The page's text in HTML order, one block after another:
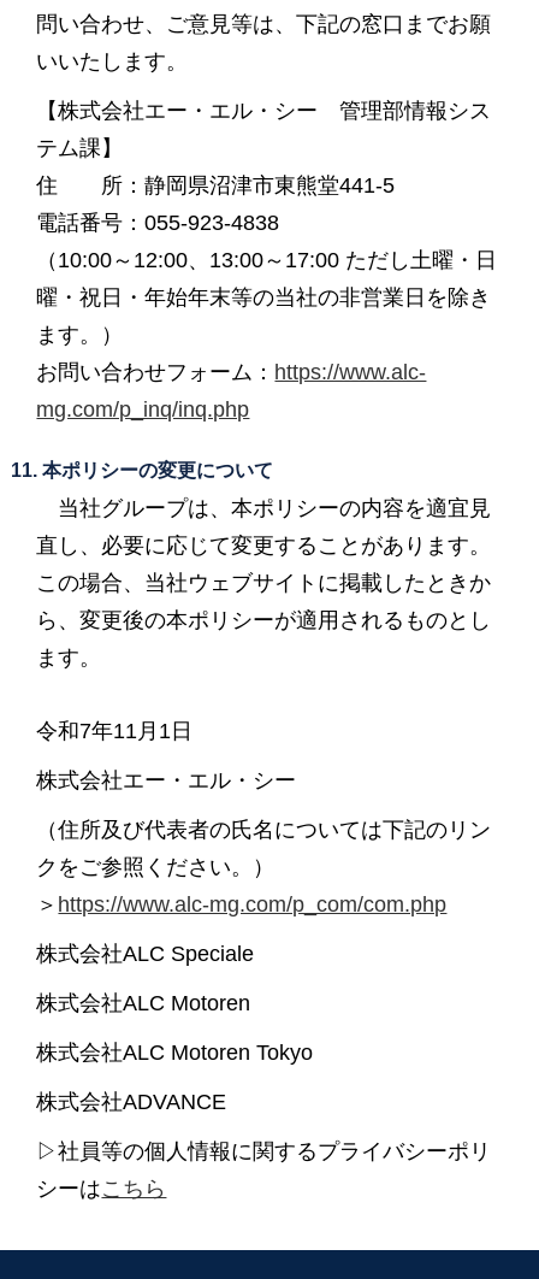
問い合わせ、ご意見等は、下記の窓口までお願
いいたします。
【株式会社エー・エル・シー 管理部情報シス
テム課】
住 所：静岡県沼津市東熊堂441-5
電話番号：055-923-4838
（10:00～12:00、13:00～17:00 ただし土曜・日
曜・祝日・年始年末等の当社の非営業日を除き
ます。）
お問い合わせフォーム： https://www.alc-
mg.com/p_inq/inq.php
11. 本ポリシーの変更について
当社グループは、本ポリシーの内容を適宜見
直し、必要に応じて変更することがあります。
この場合、当社ウェブサイトに掲載したときか
ら、変更後の本ポリシーが適用されるものとし
ます。
令和7年11月1日
株式会社エー・エル・シー
（住所及び代表者の氏名については下記のリン
クをご参照ください。）
＞ https://www.alc-mg.com/p_com/com.php
株式会社ALC Speciale
株式会社ALC Motoren
株式会社ALC Motoren Tokyo
株式会社ADVANCE
▷社員等の個人情報に関するプライバシーポリ
シーはこちら